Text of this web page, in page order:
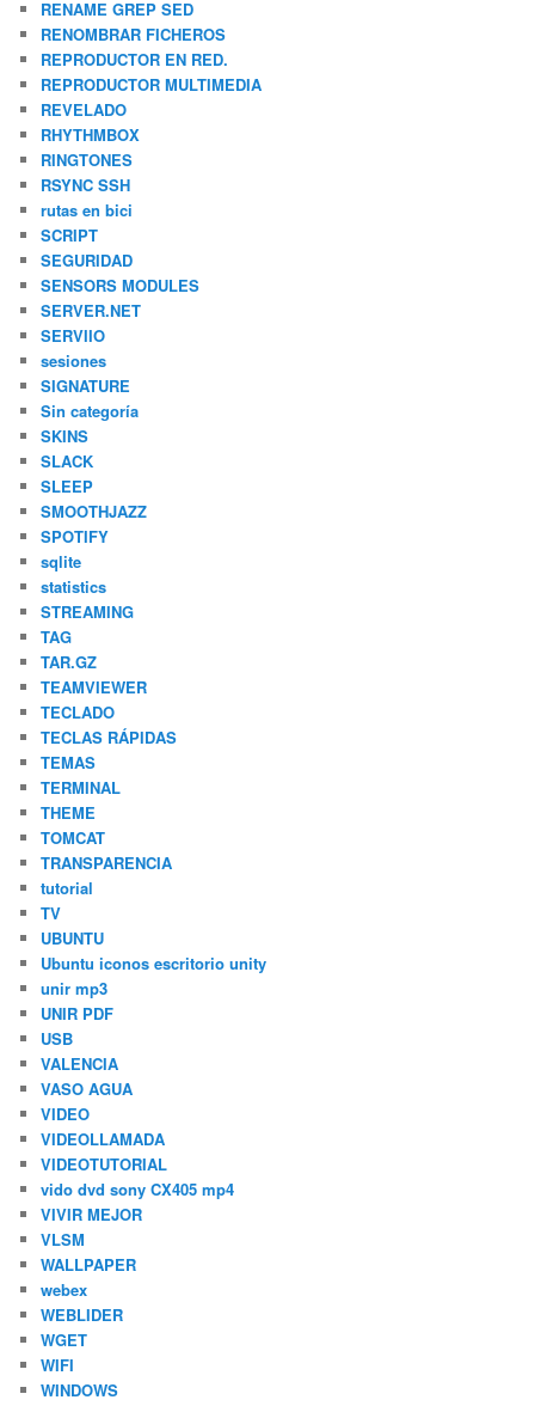
RENAME GREP SED
RENOMBRAR FICHEROS
REPRODUCTOR EN RED.
REPRODUCTOR MULTIMEDIA
REVELADO
RHYTHMBOX
RINGTONES
RSYNC SSH
rutas en bici
SCRIPT
SEGURIDAD
SENSORS MODULES
SERVER.NET
SERVIIO
sesiones
SIGNATURE
Sin categoría
SKINS
SLACK
SLEEP
SMOOTHJAZZ
SPOTIFY
sqlite
statistics
STREAMING
TAG
TAR.GZ
TEAMVIEWER
TECLADO
TECLAS RÁPIDAS
TEMAS
TERMINAL
THEME
TOMCAT
TRANSPARENCIA
tutorial
TV
UBUNTU
Ubuntu iconos escritorio unity
unir mp3
UNIR PDF
USB
VALENCIA
VASO AGUA
VIDEO
VIDEOLLAMADA
VIDEOTUTORIAL
vido dvd sony CX405 mp4
VIVIR MEJOR
VLSM
WALLPAPER
webex
WEBLIDER
WGET
WIFI
WINDOWS